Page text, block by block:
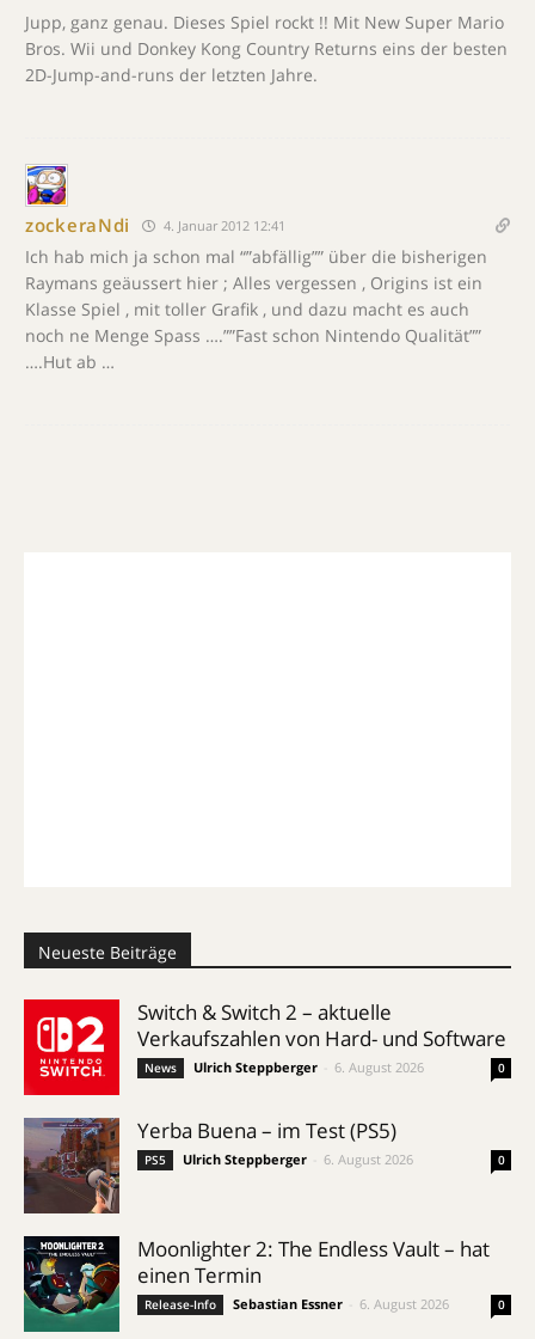
Jupp, ganz genau. Dieses Spiel rockt !! Mit New Super Mario
Bros. Wii und Donkey Kong Country Returns eins der besten
2D-Jump-and-runs der letzten Jahre.
zockeraNdi 4. Januar 2012 12:41
Ich hab mich ja schon mal “”abfällig”” über die bisherigen
Raymans geäussert hier ; Alles vergessen , Origins ist ein
Klasse Spiel , mit toller Grafik , und dazu macht es auch
noch ne Menge Spass ….””Fast schon Nintendo Qualität””
….Hut ab …
Neueste Beiträge
Switch & Switch 2 – aktuelle
Verkaufszahlen von Hard- und Software
News Ulrich Steppberger 6. August 2026 0
Yerba Buena – im Test (PS5)
PS5 Ulrich Steppberger 6. August 2026 0
Moonlighter 2: The Endless Vault – hat
einen Termin
Release-Info Sebastian Essner 6. August 2026 0